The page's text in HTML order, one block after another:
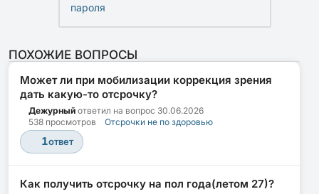
пароля
ПОХОЖИЕ ВОПРОСЫ
Может ли при мобилизации коррекция зрения
дать какую-то отсрочку?
Дежурный ответил на вопрос 30.06.2026
538 просмотров
Отсрочки не по здоровью
1ответ
Как получить отсрочку на пол года(летом 27)?